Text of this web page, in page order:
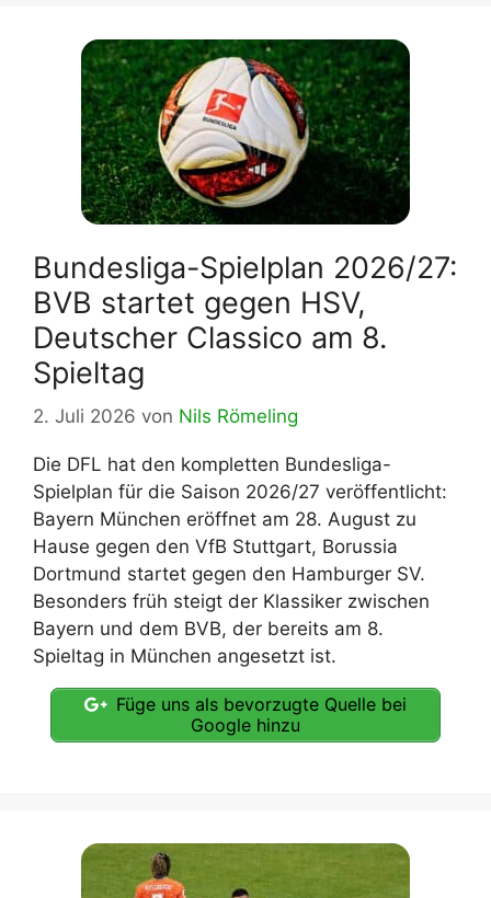
Bundesliga-Spielplan 2026/27:
BVB startet gegen HSV,
Deutscher Classico am 8.
Spieltag
2. Juli 2026 von Nils Römeling
Die DFL hat den kompletten Bundesliga-
Spielplan für die Saison 2026/27 veröffentlicht:
Bayern München eröffnet am 28. August zu
Hause gegen den VfB Stuttgart, Borussia
Dortmund startet gegen den Hamburger SV.
Besonders früh steigt der Klassiker zwischen
Bayern und dem BVB, der bereits am 8.
Spieltag in München angesetzt ist.
Füge uns als bevorzugte Quelle bei
Google hinzu